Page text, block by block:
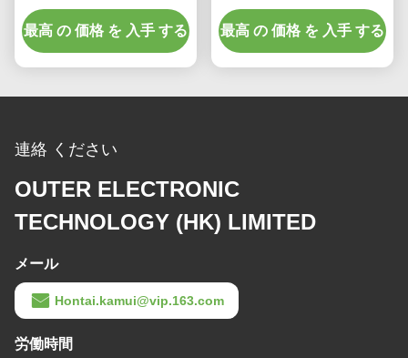
loaded full lift safety valve
witha lever（A28H）
最高 の 価格 を 入手 する
Spring loaded low lift
safety valve for
equipment and piping
最高 の 価格 を 入手 する
連絡 ください
OUTER ELECTRONIC
TECHNOLOGY (HK) LIMITED
メール
Hontai.kamui@vip.163.com
労働時間